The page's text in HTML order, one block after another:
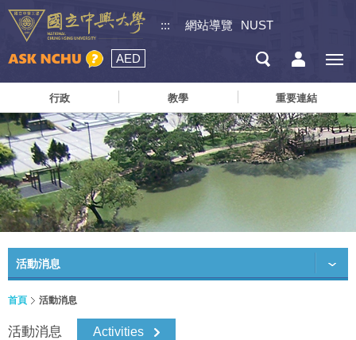
::: 網站導覽 NUST
AED
行政 教學 重要連結
活動消息
首頁 活動消息
活動消息 Activities